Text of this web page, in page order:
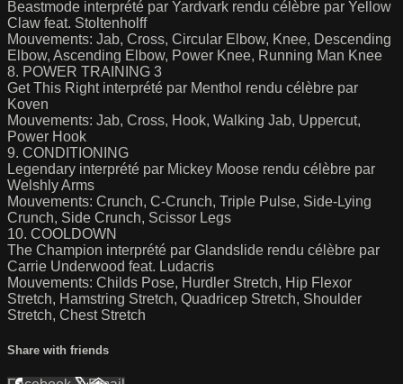
Beastmode interprété par Yardvark rendu célèbre par Yellow
Claw feat. Stoltenholff
Mouvements: Jab, Cross, Circular Elbow, Knee, Descending
Elbow, Ascending Elbow, Power Knee, Running Man Knee
8. POWER TRAINING 3
Get This Right interprété par Menthol rendu célèbre par
Koven
Mouvements: Jab, Cross, Hook, Walking Jab, Uppercut,
Power Hook
9. CONDITIONING
Legendary interprété par Mickey Moose rendu célèbre par
Welshly Arms
Mouvements: Crunch, C-Crunch, Triple Pulse, Side-Lying
Crunch, Side Crunch, Scissor Legs
10. COOLDOWN
The Champion interprété par Glandslide rendu célèbre par
Carrie Underwood feat. Ludacris
Mouvements: Childs Pose, Hurdler Stretch, Hip Flexor
Stretch, Hamstring Stretch, Quadricep Stretch, Shoulder
Stretch, Chest Stretch
Share with friends